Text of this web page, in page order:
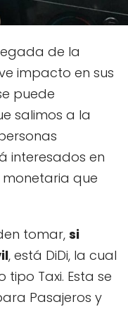
de la
impacto en sus
puede
salimos a la
interesados en
que
tomar, si
, está DiDi, la cual
Taxi. Esta se
Pasajeros y